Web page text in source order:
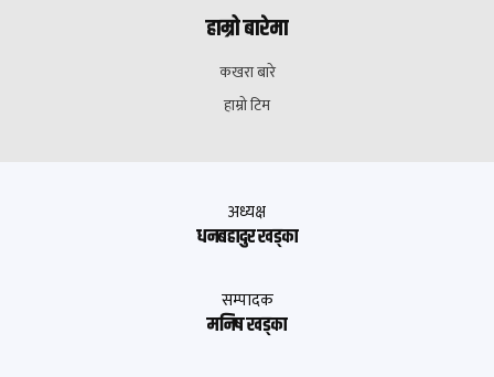
हाम्रो बारेमा
कखरा बारे
हाम्रो टिम
अध्यक्ष
धनबहादुर खड्का
सम्पादक
मनिष खड्का